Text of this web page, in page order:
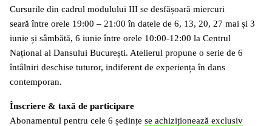
Cursurile din cadrul modulului III se desfășoară miercuri
seară între orele 19:00 – 21:00 în datele de 6, 13, 20, 27 mai și 3
iunie și sâmbătă, 6 iunie între orele 10:00-12:00 la Centrul
Național al Dansului București. Atelierul propune o serie de 6
întâlniri deschise tuturor, indiferent de experiența în dans
contemporan.
Înscriere & taxă de participare
Abonamentul pentru cele 6 ședințe se achiziționează exclusiv